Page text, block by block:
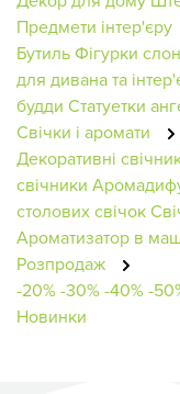
Предмети інтер'єру
БутильФігурки
для дивана та
будди Статуетки
Свічки і аромати
Декоративні
свічники
столових свічок
Ароматизатор в
Розпродаж
-20%-30%-40%-
Новинки